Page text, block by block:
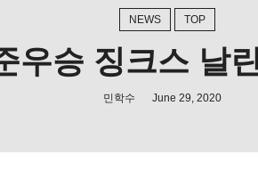
NEWS TOP
우승 징크스 날
민학수 June 29, 2020